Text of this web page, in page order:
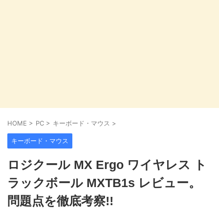
HOME > PC > キーボード・マウス >
キーボード・マウス
ロジクール MX Ergo ワイヤレス ト
ラックボール MXTB1s レビュー。
問題点を徹底考察!!